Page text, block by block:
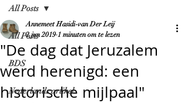
All Posts
BDS
Nederlands artikel
All Posts
"De dag dat Jeruzalem
werd herenigd: een
historische mijlpaal"
Annemeet Hasidi-van Der Leij
2 jun 2019 1 minuten om te lezen